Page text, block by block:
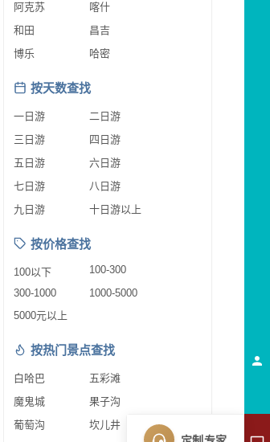
阿克苏
喀什
和田
昌吉
博乐
哈密
按天数查找
一日游
二日游
三日游
四日游
五日游
六日游
七日游
八日游
九日游
十日游以上
按价格查找
100以下
100-300
300-1000
1000-5000
5000元以上
按热门景点查找
白哈巴
五彩滩
魔鬼城
果子沟
葡萄沟
坎儿井